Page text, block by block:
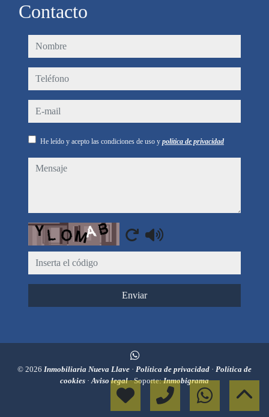
Contacto
nombre
teléfono
e-mail
He leído y acepto las condiciones de uso y política de privacidad
mensaje
Captcha
Enviar
© 2026 Inmobiliaria Nueva Llave · Política de privacidad · Política de
cookies ·Aviso legal· Soporte:Inmobigrama